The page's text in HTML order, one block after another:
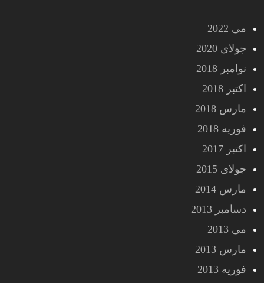
می 2022
جولای 2020
نوامبر 2018
اکتبر 2018
مارس 2018
فوریه 2018
اکتبر 2017
جولای 2015
مارس 2014
دسامبر 2013
می 2013
مارس 2013
فوریه 2013